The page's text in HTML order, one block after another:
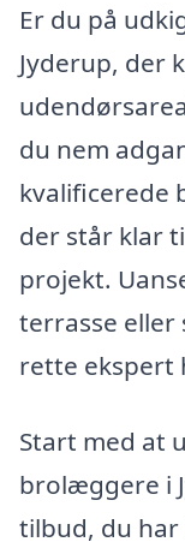
Er du på
Jyderup, der
du nem
kvalificerede
der står klar
projekt.
terrasse eller
rette ekspert
Start med at
brolæggere i
tilbud, du